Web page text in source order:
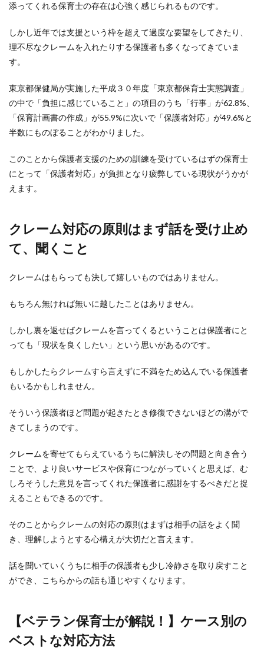
こと
【ベテ
ラン保
解
ケース
別のベ
対応方
法
ケー
ス1：
自分
の子
っと
かり
と見
しい
ケー
行事
の日
程や
を変
更し
3.3
担任
やク
ラス
を変
更し
しい
3.4
ス4：
怪我
をさ
の子
ども
の連
絡先
添ってくれる保育士の存在は心強く感じられるものです。
しかし近年では支援という枠を超えて過度な要望をしてきたり、
理不尽なクレームを入れたりする保護者も多くなってきていま
す。
東京都保健局が実施した平成３０年度「東京都保育士実態調査」
の中で「負担に感じていること」の項目のうち「行事」が62.8%、
「保育計画書の作成」が55.9%に次いで「保護者対応」が49.6%と
半数にものぼることがわかりました。
このことから保護者支援のための訓練を受けているはずの保育士
にとって「保護者対応」が負担となり疲弊している現状がうかが
えます。
クレーム対応の原則はまず話を受け止め
て、聞くこと
クレームはもらっても決して嬉しいものではありません。
もちろん無ければ無いに越したことはありません。
しかし裏を返せばクレームを言ってくるということは保護者にと
っても「現状を良くしたい」という思いがあるのです。
もしかしたらクレームすら言えずに不満をため込んでいる保護者
もいるかもしれません。
そういう保護者ほど問題が起きたとき修復できないほどの溝がで
きてしまうのです。
クレームを寄せてもらえているうちに解決しその問題と向き合う
ことで、より良いサービスや保育につながっていくと思えば、む
しろそうした意見を言ってくれた保護者に感謝をするべきだと捉
えることもできるのです。
そのことからクレームの対応の原則はまずは相手の話をよく聞
き、理解しようとする心構えが大切だと言えます。
話を聞いていくうちに相手の保護者も少し冷静さを取り戻すこと
ができ、こちらからの話も通じやすくなります。
【ベテラン保育士が解説！】ケース別の
ベストな対応方法